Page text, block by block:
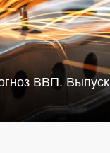
ВВП. Выпуск